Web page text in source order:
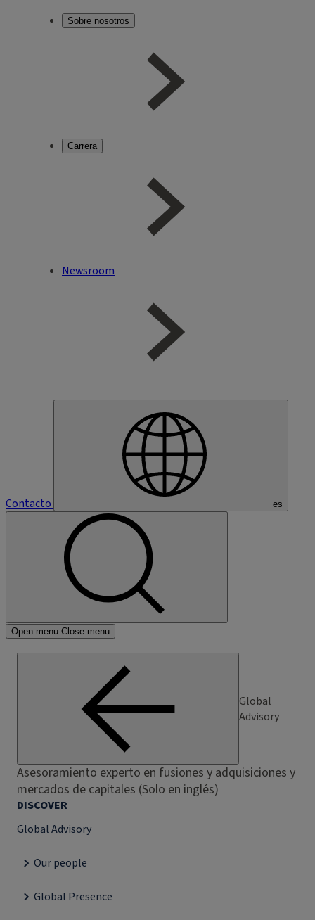
Sobre nosotros
Carrera
Newsroom
Contacto es
Open menu Close menu
Global
Advisory
Asesoramiento experto en fusiones y adquisiciones y
mercados de capitales (Solo en inglés)
DISCOVER
Global Advisory
Our people
Global Presence